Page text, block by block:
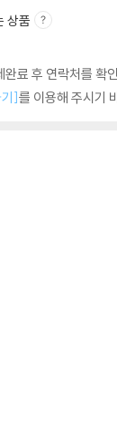
상품
료 후 연락처를 확
]를 이용해 주시기